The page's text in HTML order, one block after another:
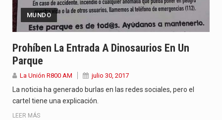
MUNDO
Prohíben La Entrada A Dinosaurios En Un
Parque
La Unión R800 AM julio 30, 2017
La noticia ha generado burlas en las redes sociales, pero el
cartel tiene una explicación.
LEER MÁS